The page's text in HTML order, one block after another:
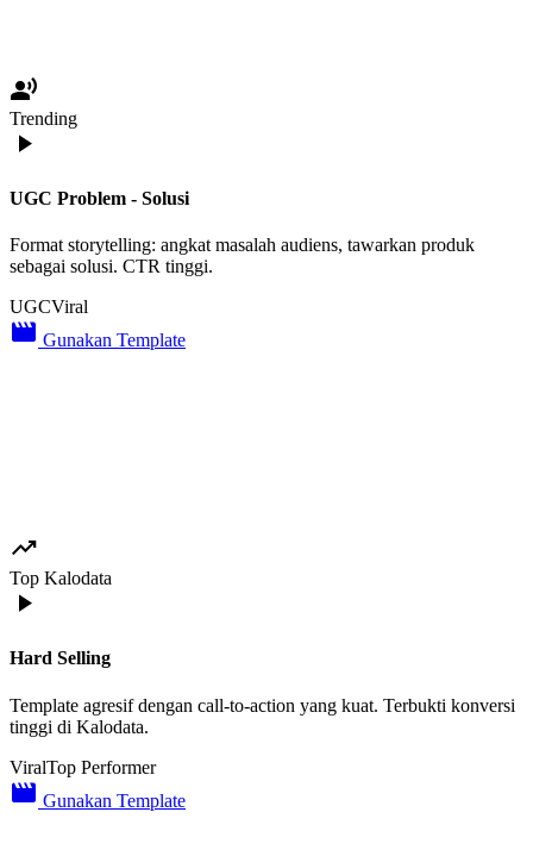
record_voice_over
Trending
play_arrow
UGC Problem - Solusi
Format storytelling: angkat masalah audiens, tawarkan produk
sebagai solusi. CTR tinggi.
UGCViral
movie_creation Gunakan Template
trending_up
Top Kalodata
play_arrow
Hard Selling
Template agresif dengan call-to-action yang kuat. Terbukti konversi
tinggi di Kalodata.
ViralTop Performer
movie_creation Gunakan Template